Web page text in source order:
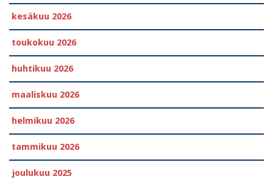
kesäkuu 2026
toukokuu 2026
huhtikuu 2026
maaliskuu 2026
helmikuu 2026
tammikuu 2026
joulukuu 2025